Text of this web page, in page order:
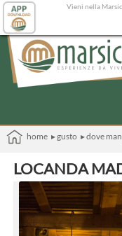
Vieni nella
home ▸ gusto ▸ dove
LOCANDA